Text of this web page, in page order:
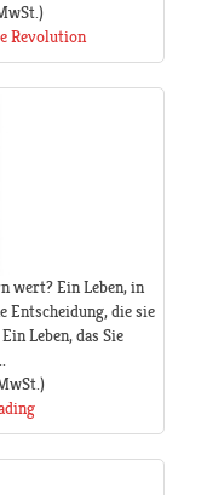
Revolution
wert? Ein Leben, in
Entscheidung, die sie
Leben, das Sie